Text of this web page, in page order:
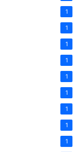
1
1
1
1
1
1
1
1
1